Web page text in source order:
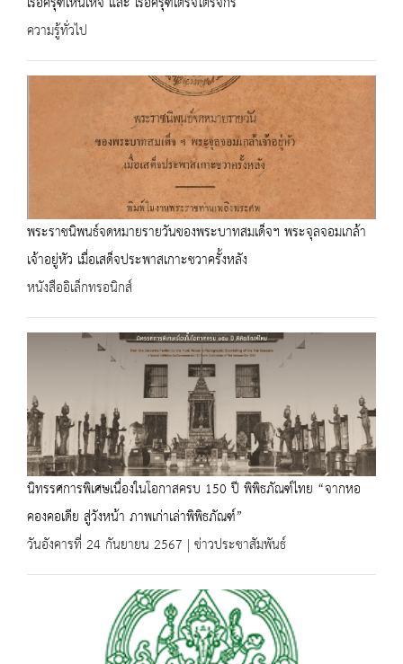
ความรู้ทั่วไป
พระราชนิพนธ์จดหมายรายวันของพระบาทสมเด็จฯ พระจุลจอมเกล้า
เจ้าอยู่หัว เมื่อเสด็จประพาสเกาะชวาครั้งหลัง
หนังสืออิเล็กทรอนิกส์
นิทรรศการพิเศษเนื่องในโอกาสครบ 150 ปี พิพิธภัณฑ์ไทย “จากหอ
คองคอเดีย สู่วังหน้า ภาพเก่าเล่าพิพิธภัณฑ์”
วันอังคารที่ 24 กันยายน 2567 | ข่าวประชาสัมพันธ์